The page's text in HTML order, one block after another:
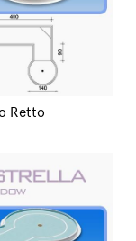
Retto